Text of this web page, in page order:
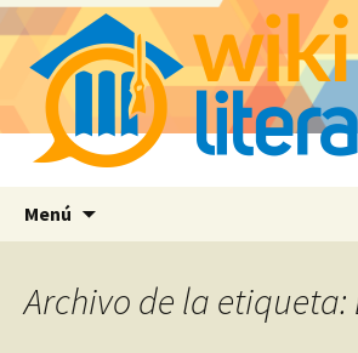
Menú
Archivo de la etiqueta: